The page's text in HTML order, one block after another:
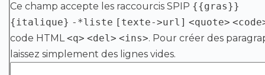
Ce champ accepte les raccourcis SPIP {{gras}}
{italique} -*liste [texte->url] <quote>
code HTML<q> <del> <ins>. Pour créer des
laissez simplement des lignes vides.